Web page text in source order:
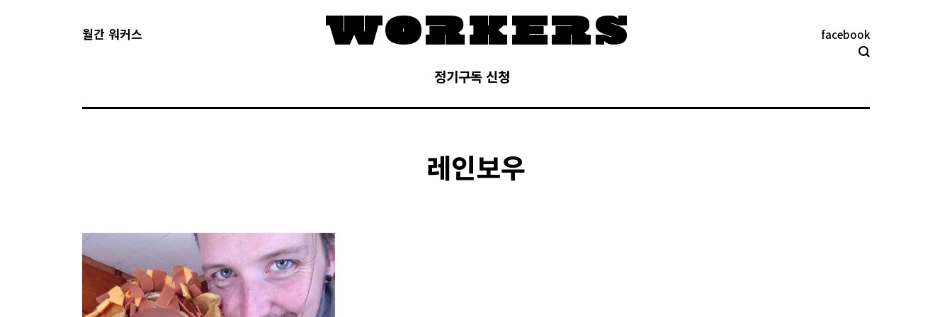
월간 워커스 facebook
정기구독 신청
레인보우